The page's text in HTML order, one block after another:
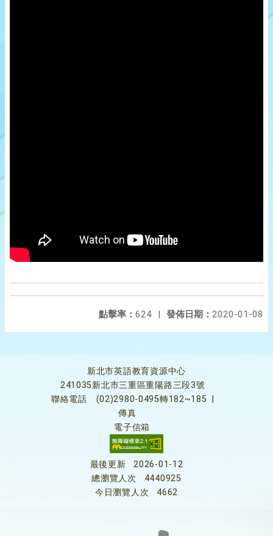
發佈日期： 2020-01-08
點擊率： 624 |
新北市英語教育資源中心
241035新北市三重區重陽路三段3號
聯絡電話
(02)2980-0495轉182~185
傳真
電子信箱
最後更新
2026-01-12
總瀏覽人次
4440925
今日瀏覽人次
4662